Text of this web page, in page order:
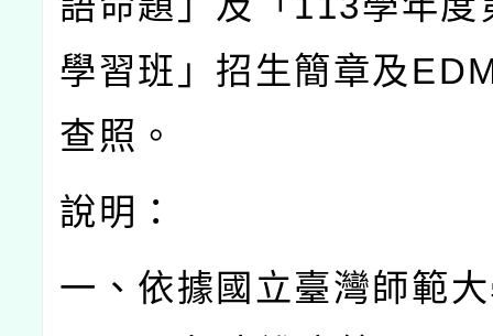
學習班」招生簡章及
查照。
說明：
一、依據國立臺灣師範